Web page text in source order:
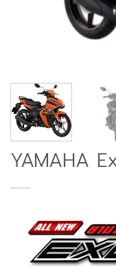
YAMAHA